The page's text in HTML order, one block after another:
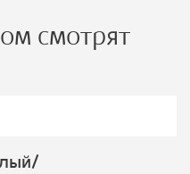
смотрят